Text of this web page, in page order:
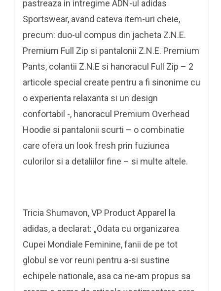
pastreaza in intregime ADN-ul adidas
Sportswear, avand cateva item-uri cheie,
precum: duo-ul compus din jacheta Z.N.E.
Premium Full Zip si pantalonii Z.N.E. Premium
Pants, colantii Z.N.E si hanoracul Full Zip – 2
articole special create pentru a fi sinonime cu
o experienta relaxanta si un design
confortabil -, hanoracul Premium Overhead
Hoodie si pantalonii scurti – o combinatie
care ofera un look fresh prin fuziunea
culorilor si a detaliilor fine – si multe altele.
Tricia Shumavon, VP Product Apparel la
adidas, a declarat: „Odata cu organizarea
Cupei Mondiale Feminine, fanii de pe tot
globul se vor reuni pentru a-si sustine
echipele nationale, asa ca ne-am propus sa